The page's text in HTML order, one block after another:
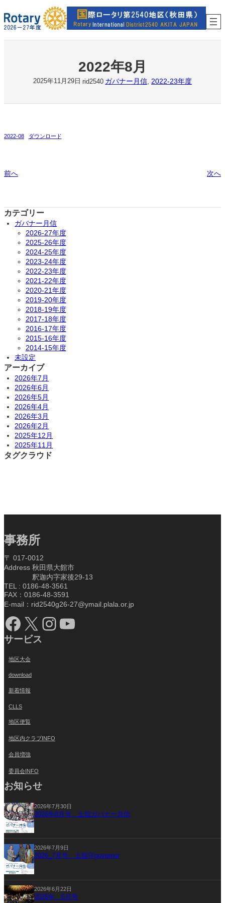
容
を
2022年8月
2025年11月29日 rid2540 ガバナー月信 2022-23年度
2022-08 ダウンロード
前へ 次へ
カテゴリー
ガバナー月信
2026-27年度
2025-26年度
2024-25年度
2023-24年度
2022-23年度
2021-22年度
2020-21年度
2019-20年度
2018-19年度
2017-18年度
2016-17年度
2015-16年度
2014-15年度
未設定
アーカイブ
2026年7月
2026年6月
2026年5月
2026年4月
2026年3月
2026年2月
2025年12月
2025年11月
タグクラウド
事務所
〒 017-0012
Address 秋田県大館市
釈迦内字家後29-13
TEL : 0186-48-3561
FAX：0186-48-3591
E-mail：rid2540g26-27@ymail.plala.or.jp
Facebook X Instagram YouTube
サービス
地区大会
download
新着情報
CLLS
地区便覧
地区内クラブINFO
会員増強
委員会INFO
お知らせ
2026年7月30日
2026年8月号 土舘ガバナー月信
2026年7月9日
2026_7月号 土舘守governor
2026年6月22日
2026年 6月号